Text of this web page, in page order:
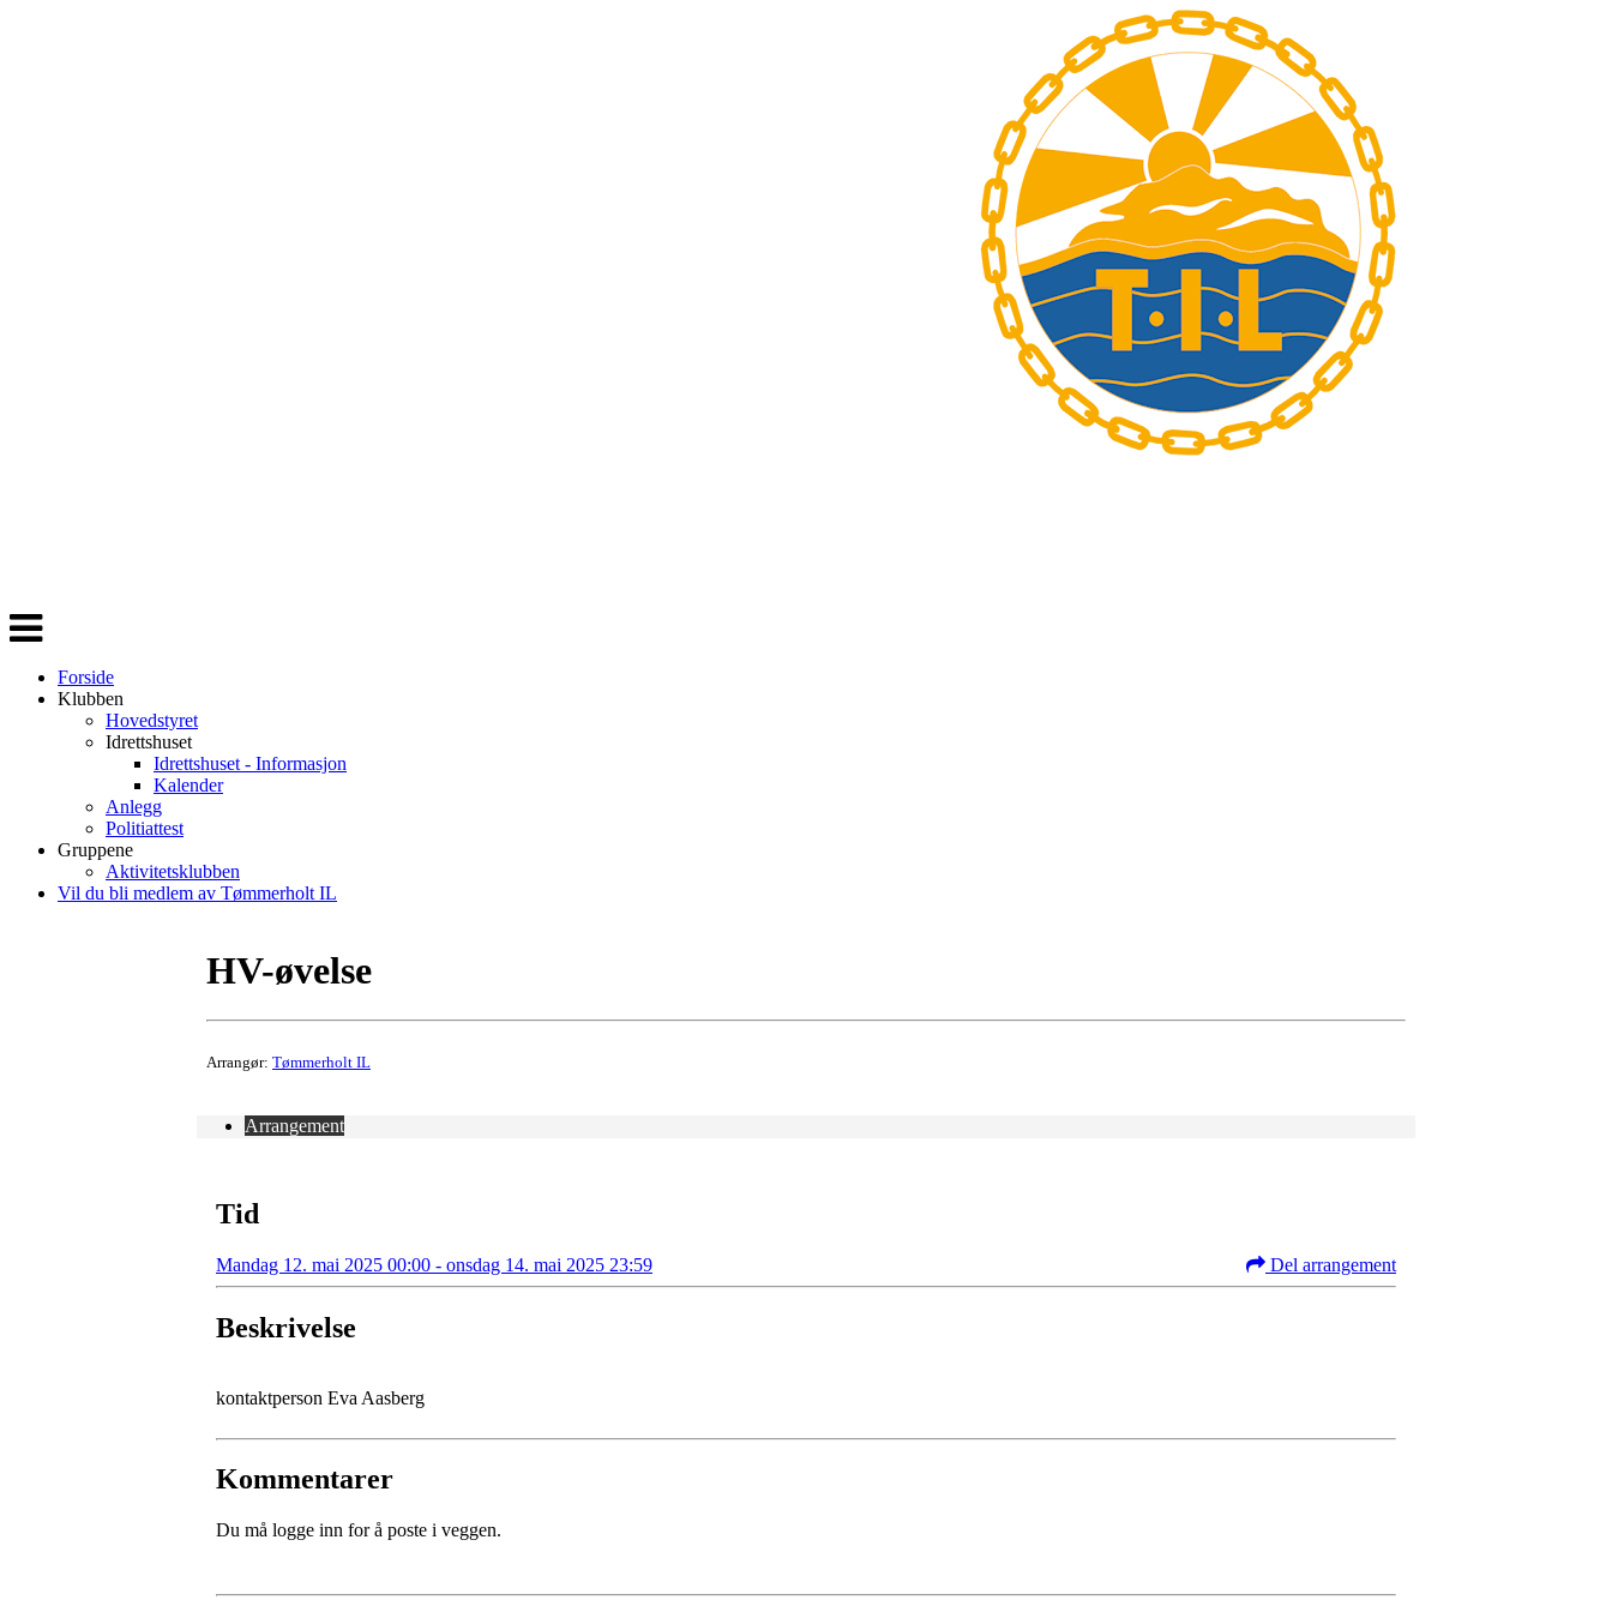
Veksle
navigasjon
Forside
Klubben
Hovedstyret
Idrettshuset
Idrettshuset - Informasjon
Kalender
Anlegg
Politiattest
Gruppene
Aktivitetsklubben
Vil du bli medlem av Tømmerholt IL
HV-øvelse
Arrangør: Tømmerholt IL
Arrangement
Tid
Mandag 12. mai 2025 00:00 - onsdag 14. mai 2025 23:59 Del arrangement
Beskrivelse
kontaktperson Eva Aasberg
Kommentarer
Du må logge inn for å poste i veggen.